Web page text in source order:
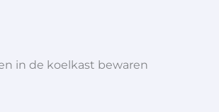
in de koelkast bewaren